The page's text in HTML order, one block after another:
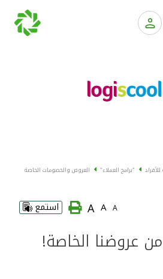
للشركات
"برامج العملاء"
العروض والخصومات الخاصة
A
A
A استمع
عروضنا الخاصة!